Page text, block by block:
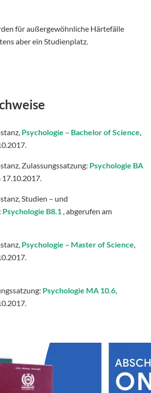
für außergewöhnliche Härtefälle
aber ein Studienplatz.
Psychologie – Bachelor of Science
Zulassungssatzung: Psychologie BA
17.10.2017.
Studien – und
Psychologie B8.1 , abgerufen am
Psychologie – Master of Science
Psychologie MA 10.6